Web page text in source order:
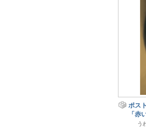
ポス
「赤
う